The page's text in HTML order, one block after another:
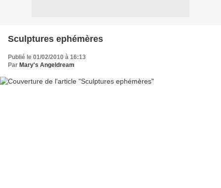
Sculptures ephémères
Publié le 01/02/2010 à 16:13
Par Mary's Angeldream